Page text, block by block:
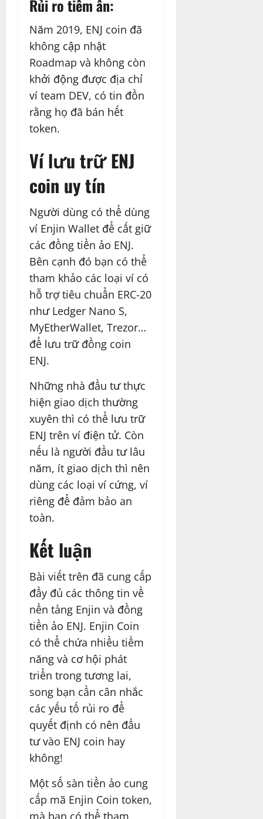
Rủi ro tiềm ẩn:
Năm 2019, ENJ coin đã
không cập nhật
Roadmap và không còn
khởi động được địa chỉ
ví team DEV, có tin đồn
rằng họ đã bán hết
token.
Ví lưu trữ ENJ
coin uy tín
Người dùng có thể dùng
ví Enjin Wallet để cất giữ
các đồng tiền ảo ENJ.
Bên cạnh đó bạn có thể
tham khảo các loại ví có
hỗ trợ tiêu chuẩn ERC-20
như Ledger Nano S,
MyEtherWallet, Trezor…
để lưu trữ đồng coin
ENJ.
Những nhà đầu tư thực
hiện giao dịch thường
xuyên thì có thể lưu trữ
ENJ trên ví điện tử. Còn
nếu là người đầu tư lâu
năm, ít giao dịch thì nên
dùng các loại ví cứng, ví
riêng để đảm bảo an
toàn.
Kết luận
Bài viết trên đã cung cấp
đầy đủ các thông tin về
nền tảng Enjin và đồng
tiền ảo ENJ. Enjin Coin
có thể chứa nhiều tiềm
năng và cơ hội phát
triển trong tương lai,
song bạn cần cân nhắc
các yếu tố rủi ro để
quyết định có nên đầu
tư vào ENJ coin hay
không!
Một số sàn tiền ảo cung
cấp mã Enjin Coin token,
mà bạn có thể tham